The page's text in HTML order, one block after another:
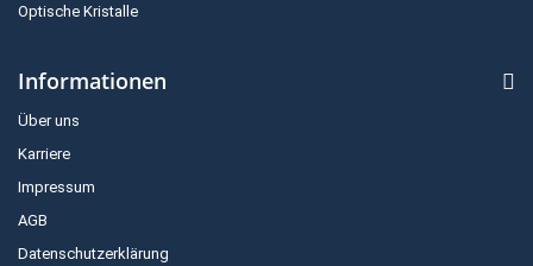
Optische Kristalle
Informationen
Über uns
Karriere
Impressum
AGB
Datenschutzerklärung